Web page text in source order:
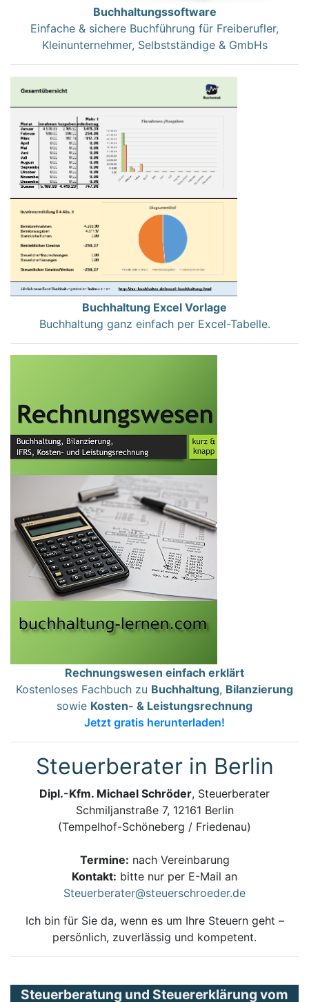
Buchhaltungssoftware
Einfache & sichere Buchführung für Freiberufler,
Kleinunternehmer, Selbstständige & GmbHs
Buchhaltung Excel Vorlage
Buchhaltung ganz einfach per Excel-Tabelle.
Rechnungswesen einfach erklärt
Kostenloses Fachbuch zu Buchhaltung, Bilanzierung
sowie Kosten- & Leistungsrechnung
Jetzt gratis herunterladen!
Steuerberater in Berlin
Dipl.-Kfm. Michael Schröder, Steuerberater
Schmiljanstraße 7, 12161 Berlin
(Tempelhof-Schöneberg / Friedenau)
Termine: nach Vereinbarung
Kontakt: bitte nur per E-Mail an
Steuerberater@steuerschroeder.de
Ich bin für Sie da, wenn es um Ihre Steuern geht –
persönlich, zuverlässig und kompetent.
Steuerberatung und Steuererklärung vom